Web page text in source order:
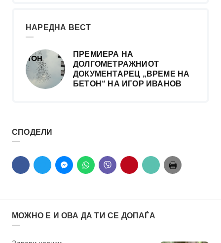
НАРЕДНА ВЕСТ
ПРЕМИЕРА НА
ДОЛГОМЕТРАЖНИОТ
ДОКУМЕНТАРЕЦ „ВРЕМЕ НА
БЕТОН“ НА ИГОР ИВАНОВ
СПОДЕЛИ
МОЖНО Е И ОВА ДА ТИ СЕ ДОПАЃА